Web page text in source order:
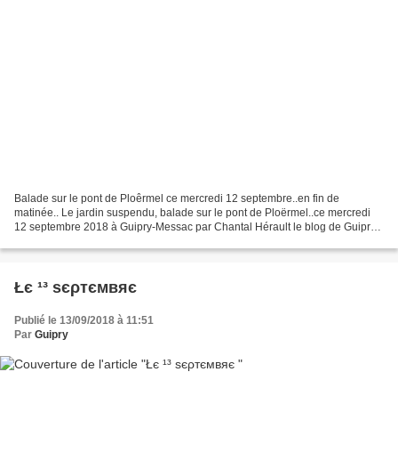
Balade sur le pont de Ploêrmel ce mercredi 12 septembre..en fin de
matinée.. Le jardin suspendu, balade sur le pont de Ploërmel..ce mercredi
12 septembre 2018 à Guipry-Messac par Chantal Hérault le blog de Guipry-
Łє ¹³ ѕєρтємвяє
Publié le 13/09/2018 à 11:51
Par Guipry